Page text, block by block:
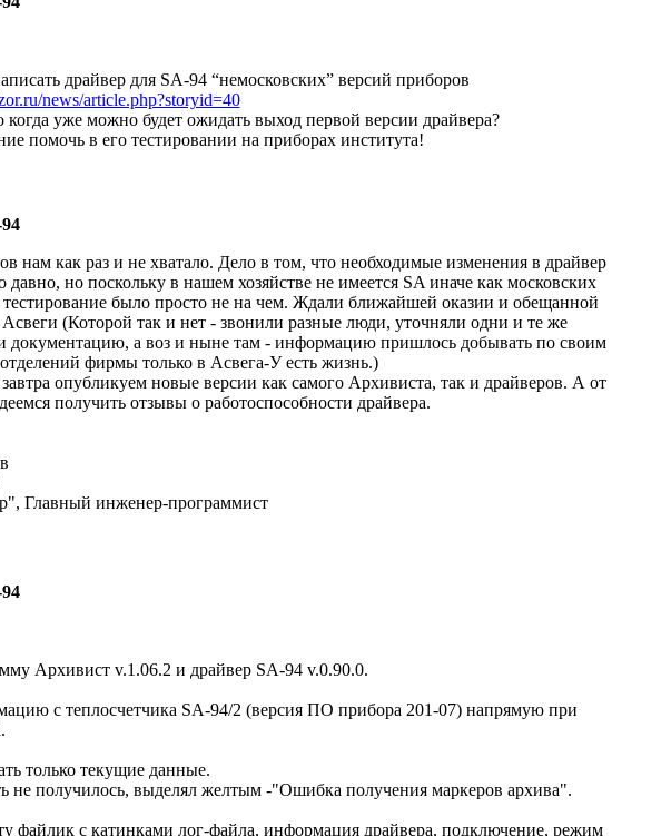
драйвер для SA-94 “немосковских” версий приборов
news/article.php?storyid=40
когда уже можно будет ожидать выход первой версии драйвера?
помочь в его тестировании на приборах института!
нам как раз и не хватало. Дело в том, что необходимые изменения в драйвер
давно, но поскольку в нашем хозяйстве не имеется SA иначе как московских
тестирование было просто не на чем. Ждали ближайшей оказии и обещанной
(Которой так и нет - звонили разные люди, уточняли одни и те же
документацию, а воз и ныне там - информацию пришлось добывать по своим
фирмы только в Асвега-У есть жизнь.)
опубликуем новые версии как самого Архивиста, так и драйверов. А от
получить отзывы о работоспособности драйвера.
Главный инженер-программист
Архивист v.1.06.2 и драйвер SA-94 v.0.90.0.
с теплосчетчика SA-94/2 (версия ПО прибора 201-07) напрямую при
только текущие данные.
не получилось, выделял желтым -"Ошибка получения маркеров архива".
файлик с катинками лог-файла, информация драйвера, подключение, режим